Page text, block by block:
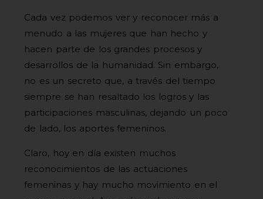
Cada vez podemos ver y reconocer más a
menudo a las mujeres que han hecho y
hacen parte de los grandes procesos y
desarrollos de la humanidad. Sin embargo,
no es un secreto que, a través del tiempo
siempre se han resaltado los logros y las
participaciones masculinas, dejando un poco
de lado, los aportes femeninos.
Claro, hoy en día existen muchos
reconocimientos de las actuaciones
femeninas y hay mucho movimiento en el